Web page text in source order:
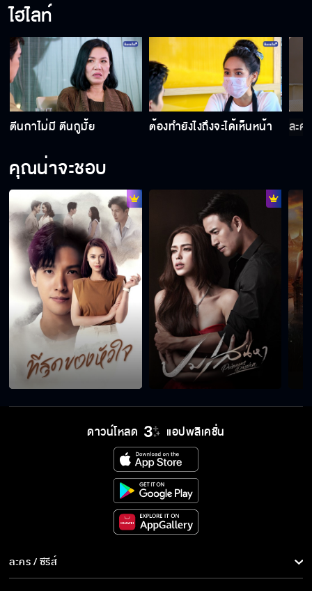
น้องหยาดเป็นอะไรมากมั้ย
อยากรู้แต่ไม่อยากฟัง
เรื่องคืนนั้น มันคืออะไร
โอเคครับ ไม่ประมาท
อย่างอนนะ แหย่นิดเดียวเอง
เล่ามาได้แล้ว
วันนี้ฉันยังไม่พร้อม
ไฮไลท์
ตีนกาไม่มี ตีนกูมั้ย ต้องทำยังไงถึงจะได้เห็นหน้า ละค
คุณน่าจะชอบ
ดาวน์โหลด แอปพลิเคชั่น
ละคร / ซีรีส์
ละคร/ซีรีส์